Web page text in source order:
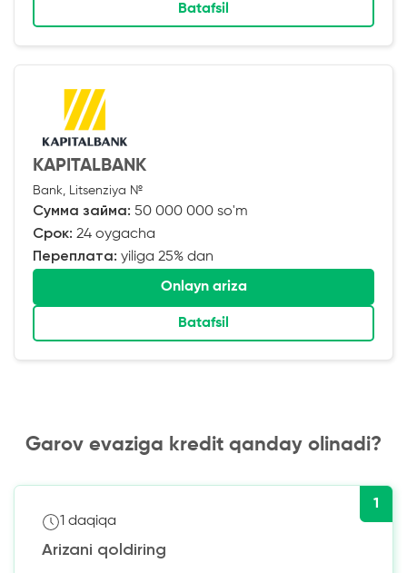
Batafsil
KAPITALBANK
Bank, Litsenziya №
Сумма займа: 50 000 000 so'm
Срок: 24 oygacha
Переплата: yiliga 25% dan
Onlayn ariza
Batafsil
Garov evaziga kredit qanday olinadi?
1
1 daqiqa
Arizani qoldiring